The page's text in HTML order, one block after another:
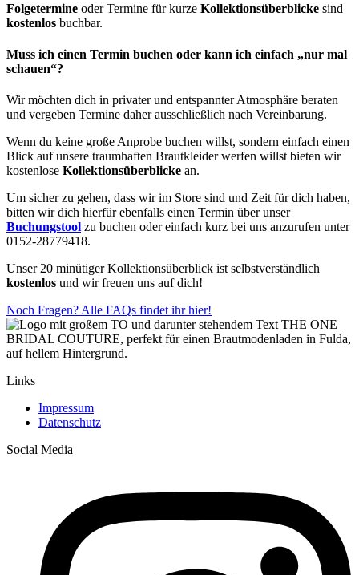
Folgetermine oder Termine für kurze Kollektionsüberblicke sind
kostenlos buchbar.
Muss ich einen Termin buchen oder kann ich einfach „nur mal
schauen“?
Wir möchten dich in privater und entspannter Atmosphäre beraten
und vergeben Termine daher ausschließlich nach Vereinbarung.
Wenn du keine große Anprobe buchen willst, sondern einfach einen
Blick auf unsere traumhaften Brautkleider werfen willst bieten wir
kostenlose Kollektionsüberblicke an.
Um sicher zu gehen, dass wir im Store sind und Zeit für dich haben,
bitten wir dich hierfür ebenfalls einen Termin über unser
Buchungstool zu buchen oder einfach kurz bei uns anzurufen unter
0152-28779418.
Unser 20 minütiger Kollektionsüberblick ist selbstverständlich
kostenlos und wir freuen uns auf dich!
Noch Fragen? Alle FAQs findet ihr hier!
Links
Impressum
Datenschutz
Social Media